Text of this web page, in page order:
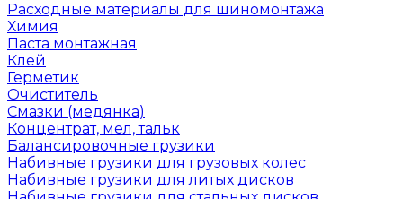
Расходные материалы для шиномонтажа
Химия
Паста монтажная
Клей
Герметик
Очиститель
Смазки (медянка)
Концентрат, мел, тальк
Балансировочные грузики
Набивные грузики для грузовых колес
Набивные грузики для литых дисков